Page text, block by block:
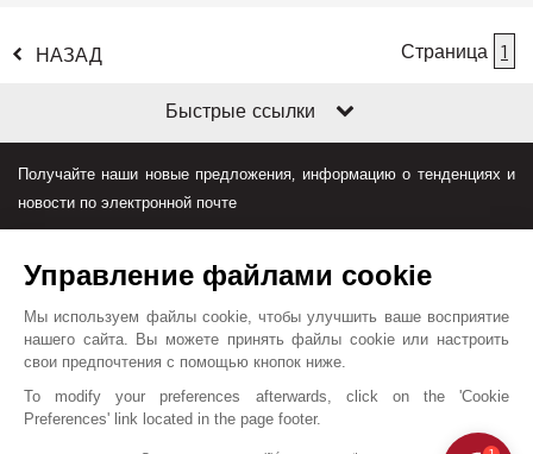
НАЗАД Страница 1
Быстрые ссылки
Получайте наши новые предложения, информацию о тенденциях и
новости по электронной почте
План сайта
Управление файлами cookie
Мы используем файлы cookie, чтобы улучшить ваше восприятие
нашего сайта. Вы можете принять файлы cookie или настроить
свои предпочтения с помощью кнопок ниже.
To modify your preferences afterwards, click on the 'Cookie
Preferences' link located in the page footer.